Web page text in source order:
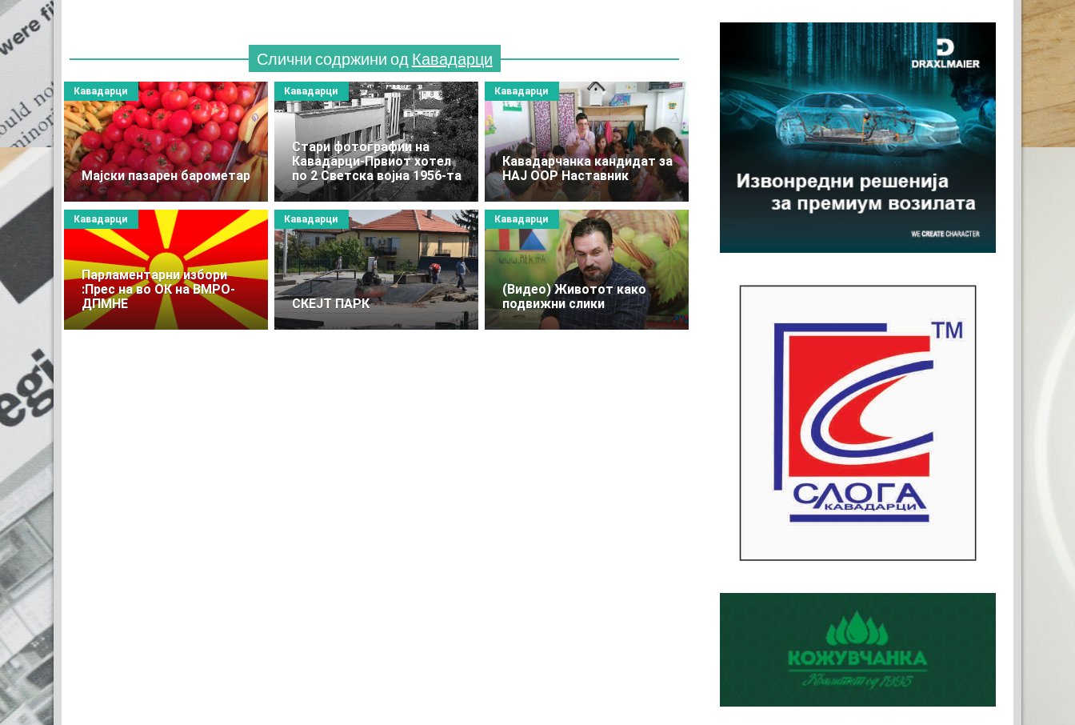
Слични содржини од Кавадарци
Maјски пазарен барометар
Кавадарци
Стари фотографии на
Кавадарци-Првиот хотел
по 2 Светска војна 1956-та
Кавадарци
Кавадарчанка кандидат за
НАЈ ООР Наставник
Кавадарци
Парламентарни избори
:Прес на во ОК на ВМРО-
ДПМНЕ
Кавадарци
СКЕЈТ ПАРК
Кавадарци
(Видео) Животот како
подвижни слики
Кавадарци